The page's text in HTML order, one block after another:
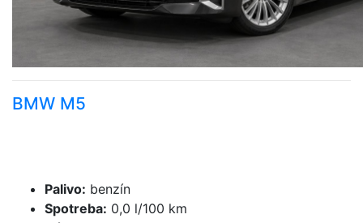
BMW M5
Palivo: benzín
Spotreba: 0,0 l/100 km